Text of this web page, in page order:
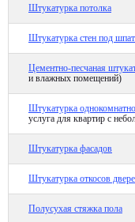
Штукатурка потолка
Штукатурка стен под
Цементно-песчаная
и влажных помещений)
Штукатурка
услуга для квартир с
Штукатурка фасадов
Штукатурка откосов
Полусухая стяжка пола